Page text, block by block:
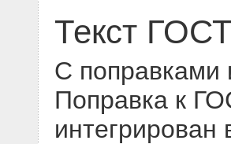
Текст
С поправками
Поправка к
интегрирован